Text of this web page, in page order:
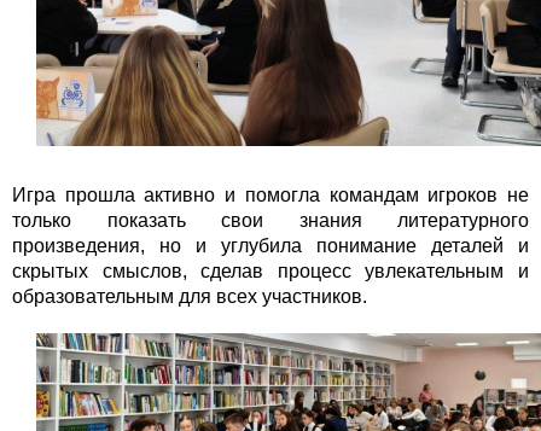
Игра прошла активно и помогла командам игроков не
только показать свои знания литературного
произведения, но и углубила понимание деталей и
скрытых смыслов, сделав процесс увлекательным и
образовательным для всех участников.